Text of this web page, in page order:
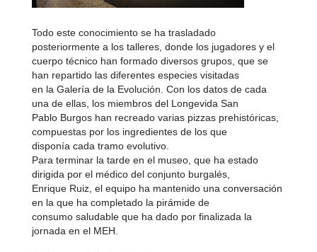
Todo este conocimiento se ha trasladado
posteriormente a los talleres, donde los jugadores y el
cuerpo técnico han formado diversos grupos, que se
han repartido las diferentes especies visitadas
en la Galería de la Evolución. Con los datos de cada
una de ellas, los miembros del Longevida San
Pablo Burgos han recreado varias pizzas prehistóricas,
compuestas por los ingredientes de los que
disponía cada tramo evolutivo.
Para terminar la tarde en el museo, que ha estado
dirigida por el médico del conjunto burgalés,
Enrique Ruiz, el equipo ha mantenido una conversación
en la que ha completado la pirámide de
consumo saludable que ha dado por finalizada la
jornada en el MEH.